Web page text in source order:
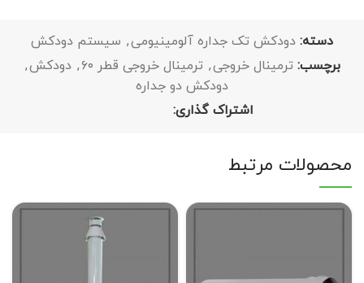
دسته: دودکش تک جداره آلومینیومی, سیستم دودکش
برچسب: ترمینال خروجی, ترمینال خروجی قطر ۶۰ , دودکش,
دودکش دو جداره
اشتراک گذاری:
محصولات مرتبط